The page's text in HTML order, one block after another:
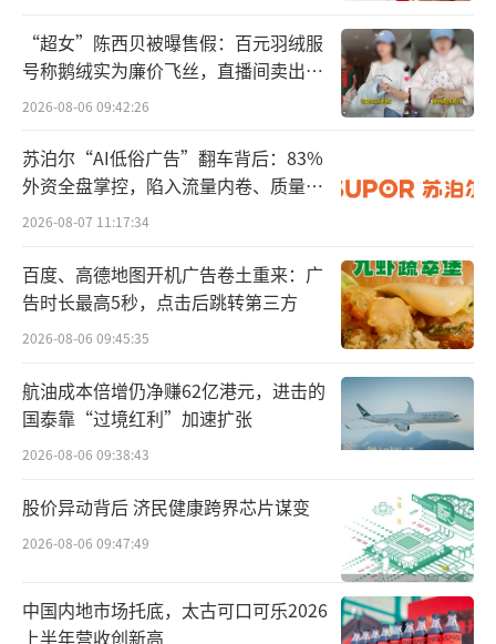
在成都大学中国双宝文化研究中心主任、
展览总策划薛康看来，本次展览融合了“中国
双宝”生态价值与“五粮液和美文化”哲学内
涵，形成多元的文化叙事体系：在生态文明维
度，将大熊猫与金丝猴升华为地球生命共同体
代言者；在文化传承维度，把五粮液生态酿造
系统提炼为东方智慧；在世运会维度，展现中
“超女”陈西贝被曝售假：百元羽绒服
号称鹅绒实为廉价飞丝，直播间卖出超
百万元
2026-08-06 09:42:26
苏泊尔“AI低俗广告”翻车背后：83%
外资全盘掌控，陷入流量内卷、质量频
发的负循环
2026-08-07 11:17:34
百度、高德地图开机广告卷土重来：广
告时长最高5秒，点击后跳转第三方
2026-08-06 09:45:35
航油成本倍增仍净赚62亿港元，进击的
国泰靠“过境红利”加速扩张
2026-08-06 09:38:43
股价异动背后 济民健康跨界芯片谋变
2026-08-06 09:47:49
中国内地市场托底，太古可口可乐2026
上半年营收创新高